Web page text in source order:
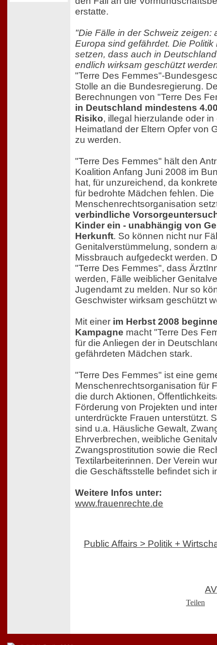
erstatte.
"Die Fälle in der Schweiz zeigen:
Europa sind gefährdet. Die
setzen, dass auch in
endlich wirksam geschützt
"Terre Des Femmes"-
Stolle an die Bundesregierung.
Berechnungen von "Terre Des
in Deutschland mindestens
Risiko, illegal hierzulande oder
Heimatland der Eltern Opfer von
zu werden.
"Terre Des Femmes" hält den
Koalition Anfang Juni 2008 im
hat, für unzureichend, da
für bedrohte Mädchen fehlen. Die
Menschenrechtsorganisation
verbindliche
Kinder ein - unabhängig von
Herkunft. So können nicht nur
Genitalverstümmelung, sondern
Missbrauch aufgedeckt werden.
"Terre Des Femmes", dass
werden, Fälle weiblicher
Jugendamt zu melden. Nur so
Geschwister wirksam geschützt
Mit einer im Herbst 2008
Kampagne macht "Terre Des
für die Anliegen der in
gefährdeten Mädchen stark.
"Terre Des Femmes" ist eine
Menschenrechtsorganisation für
die durch Aktionen,
Förderung von Projekten und
unterdrückte Frauen unterstützt.
sind u.a. Häusliche Gewalt,
Ehrverbrechen, weibliche
Zwangsprostitution sowie die
Textilarbeiterinnen. Der Verein
die Geschäftsstelle befindet sich
Weitere Infos unter:
www.frauenrechte.de
Public Affairs > Politik +
Teilen